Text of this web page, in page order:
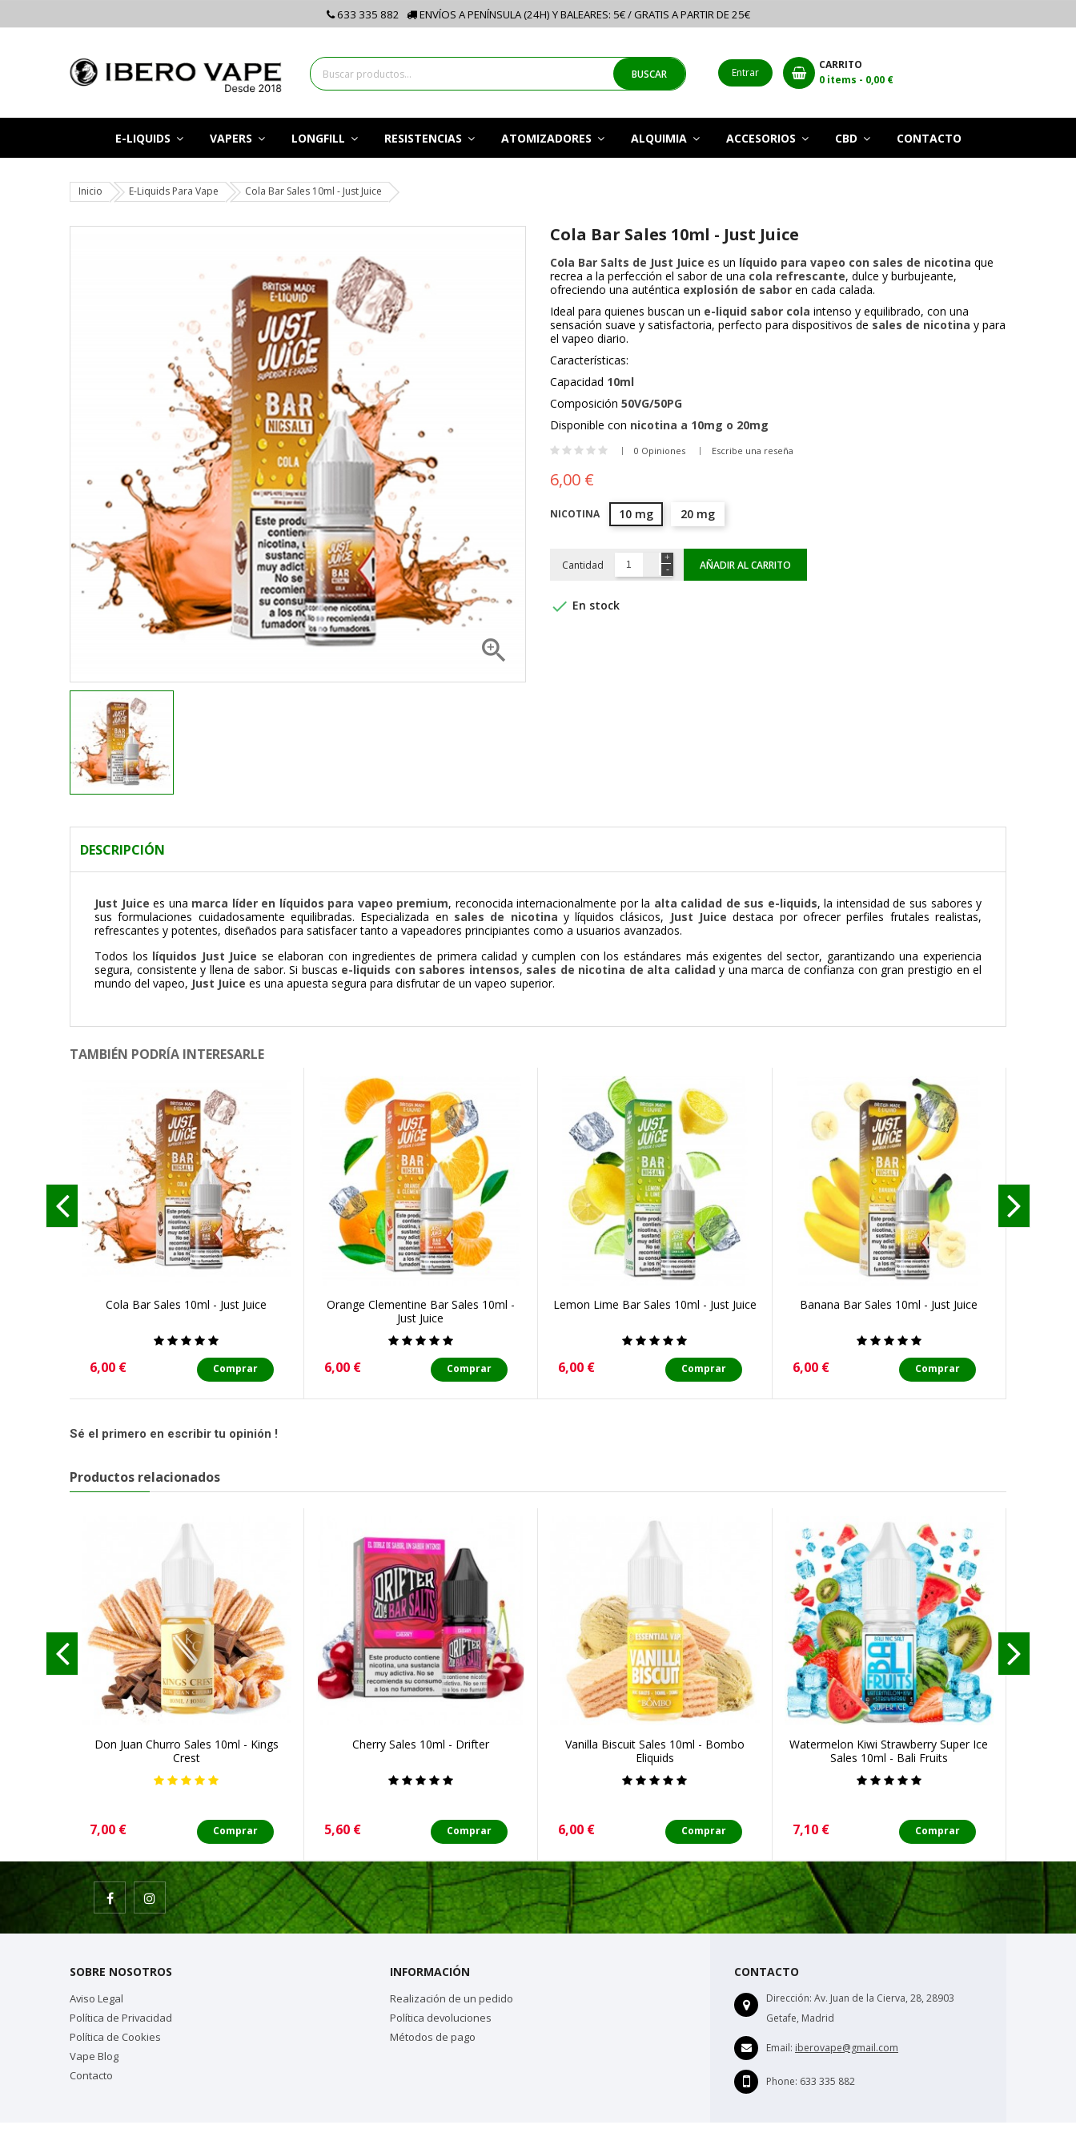
633 335 882 ENVÍOS A PENÍNSULA (24H) Y BALEARES: 5€ / GRATIS A PARTIR DE 25€
BUSCAR Entrar
CARRITO
0 items - 0,00 €
E-LIQUIDS VAPERS LONGFILL RESISTENCIAS ATOMIZADORES ALQUIMIA ACCESORIOS CBD CONTACTO
Inicio E-Liquids Para Vape Cola Bar Sales 10ml - Just Juice

Cola Bar Sales 10ml - Just Juice
Cola Bar Salts de Just Juice es un líquido para vapeo con sales de nicotina que
recrea a la perfección el sabor de una cola refrescante, dulce y burbujeante,
ofreciendo una auténtica explosión de sabor en cada calada.
Ideal para quienes buscan un e-liquid sabor cola intenso y equilibrado, con una
sensación suave y satisfactoria, perfecto para dispositivos de sales de nicotina y para
el vapeo diario.
Características:
Capacidad 10ml
Composición 50VG/50PG
Disponible con nicotina a 10mg o 20mg
0 Opiniones Escribe una reseña
6,00 €
NICOTINA 10 mg 20 mg
Cantidad AÑADIR AL CARRITO
 En stock
DESCRIPCIÓN
Just Juice es una marca líder en líquidos para vapeo premium, reconocida internacionalmente por la alta calidad de sus e-liquids, la intensidad de sus sabores y
sus formulaciones cuidadosamente equilibradas. Especializada en sales de nicotina y líquidos clásicos, Just Juice destaca por ofrecer perfiles frutales realistas,
refrescantes y potentes, diseñados para satisfacer tanto a vapeadores principiantes como a usuarios avanzados.
Todos los líquidos Just Juice se elaboran con ingredientes de primera calidad y cumplen con los estándares más exigentes del sector, garantizando una experiencia
segura, consistente y llena de sabor. Si buscas e-liquids con sabores intensos, sales de nicotina de alta calidady una marca de confianza con gran prestigio en el
mundo del vapeo, Just Juice es una apuesta segura para disfrutar de un vapeo superior.
TAMBIÉN PODRÍA INTERESARLE
Cola Bar Sales 10ml - Just Juice
Precio
6,00 € Comprar
Orange Clementine Bar Sales 10ml -
Just Juice
Precio
6,00 € Comprar
Lemon Lime Bar Sales 10ml - Just Juice
Precio
6,00 € Comprar
Banana Bar Sales 10ml - Just Juice
Precio
6,00 € Comprar
Sé el primero en escribir tu opinión !
Productos relacionados
Don Juan Churro Sales 10ml - Kings
Crest
Precio
7,00 € Comprar
Cherry Sales 10ml - Drifter
Precio
5,60 € Comprar
Vanilla Biscuit Sales 10ml - Bombo
Eliquids
Precio
6,00 € Comprar
Watermelon Kiwi Strawberry Super Ice
Sales 10ml - Bali Fruits
Precio
7,10 € Comprar
SOBRE NOSOTROS
Aviso Legal
Política de Privacidad
Política de Cookies
Vape Blog
Contacto
INFORMACIÓN
Realización de un pedido
Política devoluciones
Métodos de pago
CONTACTO
Dirección: Av. Juan de la Cierva, 28, 28903
Getafe, Madrid
Email: iberovape@gmail.com
Phone: 633 335 882